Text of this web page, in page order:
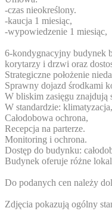
-czas nieokreślony.
-kaucja 1 miesiąc,
-wypowiedzenie 1 miesiąc,
6-kondygnacyjny budynek
korytarzy i drzwi oraz
Strategiczne położenie
Sprawny dojazd środkami
W bliskim zasięgu znajdują
W standardzie:
Całodobowa ochrona,
Recepcja na parterze.
Monitoring i ochrona.
Dostęp do budynku:
Budynek oferuje różne
Do podanych cen należy
Zdjęcia pokazują ogólny